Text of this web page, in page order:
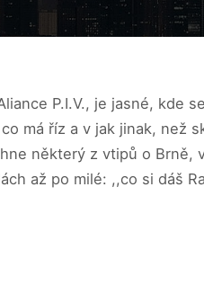
P.I.V., je jasné, kde
má říz a v jak jinak, než
některý z vtipů o Brně,
až po milé: ,,co si dáš